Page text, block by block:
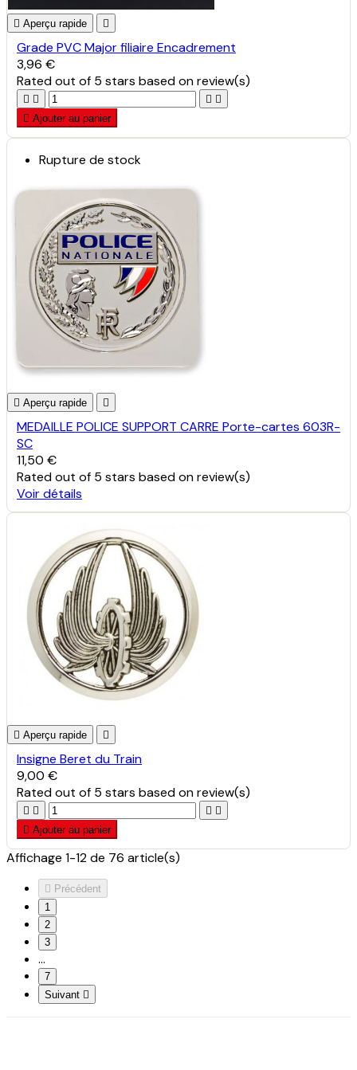
 Aperçu rapide 
Grade PVC Major filiaire Encadrement
3,96 €
Ratedout of 5 stars based onreview(s)
   
 Ajouter au panier
Rupture de stock
 Aperçu rapide 
MEDAILLE POLICE SUPPORT CARRE Porte-cartes 603R-
SC
11,50 €
Ratedout of 5 stars based onreview(s)
Voir détails
 Aperçu rapide 
Insigne Beret du Train
9,00 €
Ratedout of 5 stars based onreview(s)
   
 Ajouter au panier
Affichage 1-12 de 76 article(s)
 Précédent
1
2
3
…
7
Suivant 